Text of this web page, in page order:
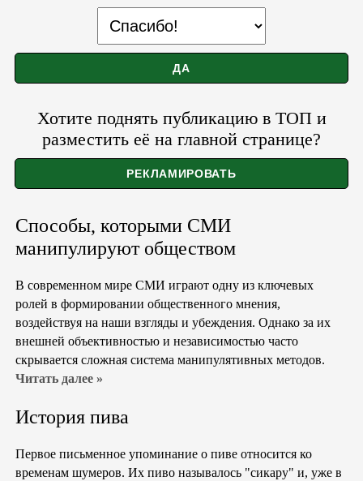
Хотите поднять публикацию в ТОП и
разместить её на главной странице?
Способы, которыми СМИ
манипулируют обществом
В современном мире СМИ играют одну из ключевых
ролей в формировании общественного мнения,
воздействуя на наши взгляды и убеждения. Однако за их
внешней объективностью и независимостью часто
скрывается сложная система манипулятивных методов.
Читать далее »
История пива
Первое письменное упоминание о пиве относится ко
временам шумеров. Их пиво называлось "сикару" и, уже в